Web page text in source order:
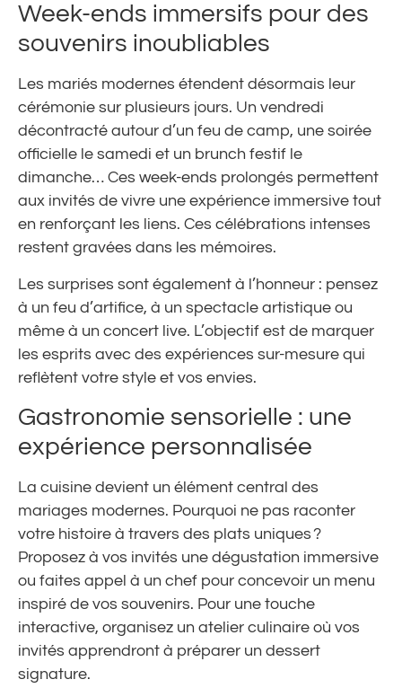
Week-ends immersifs pour des
souvenirs inoubliables
Les mariés modernes étendent désormais leur
cérémonie sur plusieurs jours. Un vendredi
décontracté autour d’un feu de camp, une soirée
officielle le samedi et un brunch festif le
dimanche… Ces week-ends prolongés permettent
aux invités de vivre une expérience immersive tout
en renforçant les liens. Ces célébrations intenses
restent gravées dans les mémoires.
Les surprises sont également à l’honneur : pensez
à un feu d’artifice, à un spectacle artistique ou
même à un concert live. L’objectif est de marquer
les esprits avec des expériences sur-mesure qui
reflètent votre style et vos envies.
Gastronomie sensorielle : une
expérience personnalisée
La cuisine devient un élément central des
mariages modernes. Pourquoi ne pas raconter
votre histoire à travers des plats uniques ?
Proposez à vos invités une dégustation immersive
ou faites appel à un chef pour concevoir un menu
inspiré de vos souvenirs. Pour une touche
interactive, organisez un atelier culinaire où vos
invités apprendront à préparer un dessert
signature.